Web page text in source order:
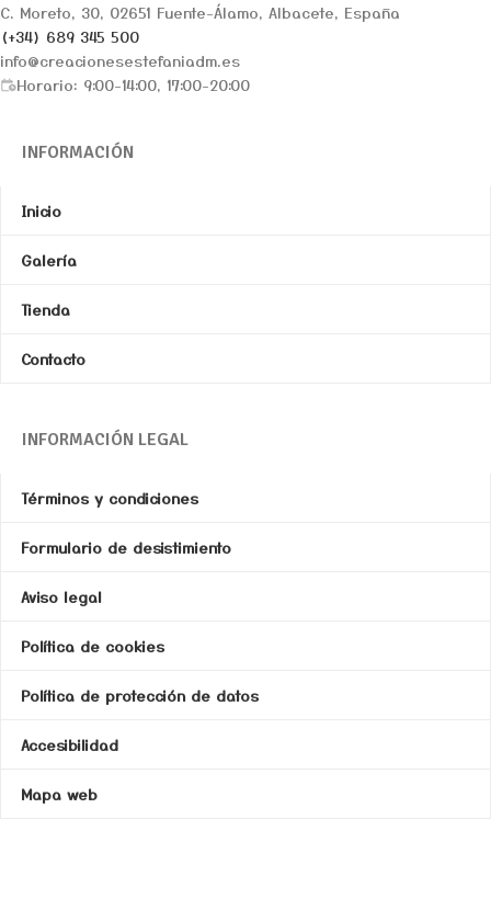
C. Moreto, 30, 02651 Fuente-Álamo, Albacete, España
(+34) 689 345 500
info@creacionesestefaniadm.es
Horario: 9:00-14:00, 17:00-20:00
INFORMACIÓN
Inicio
Galería
Tienda
Contacto
INFORMACIÓN LEGAL
Términos y condiciones
Formulario de desistimiento
Aviso legal
Política de cookies
Política de protección de datos
Accesibilidad
Mapa web